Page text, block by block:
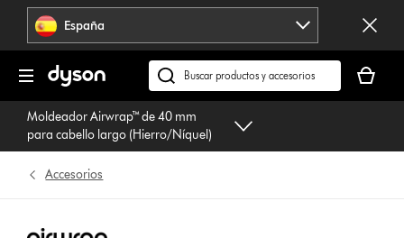
Omitir
navegación España
Buscar
en
dyson.es
cesta
está
Moldeador Airwrap™ de 40 mm
para cabello largo (Hierro/Níquel)
Accesorios